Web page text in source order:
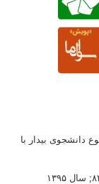
دانشجوی بیدار با